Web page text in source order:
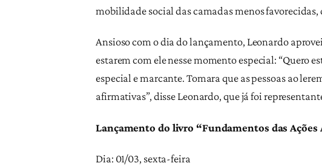
mobilidade social das camadas menos
Ansioso com o dia do lançamento, Leonardo
estarem com ele nesse momento especial: “Quero
especial e marcante. Tomara que as pessoas ao
afirmativas”, disse Leonardo, que já foi
Lançamento do livro “Fundamentos das
Dia: 01/03, sexta-feira